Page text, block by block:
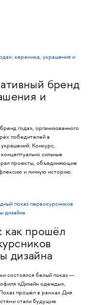
бренд
и
года», организованного
победителей в
Конкурс,
сильные
проекты, объединяющие
и личную историю.
как прошёл
дизайна
состоялся белый показ —
«Дизайн одежды»,
прошёл в рамках Дня
стали будущие